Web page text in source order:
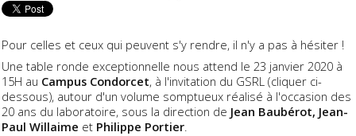
Pour celles et ceux qui peuvent s'y rendre, il n'y a pas à hésiter !
Une table ronde exceptionnelle nous attend le 23 janvier 2020 à
15H au Campus Condorcet, à l'invitation du GSRL (cliquer ci-
dessous), autour d'un volume somptueux réalisé à l'occasion des
20 ans du laboratoire, sous la direction de Jean Baubérot, Jean-
Paul Willaime et Philippe Portier.